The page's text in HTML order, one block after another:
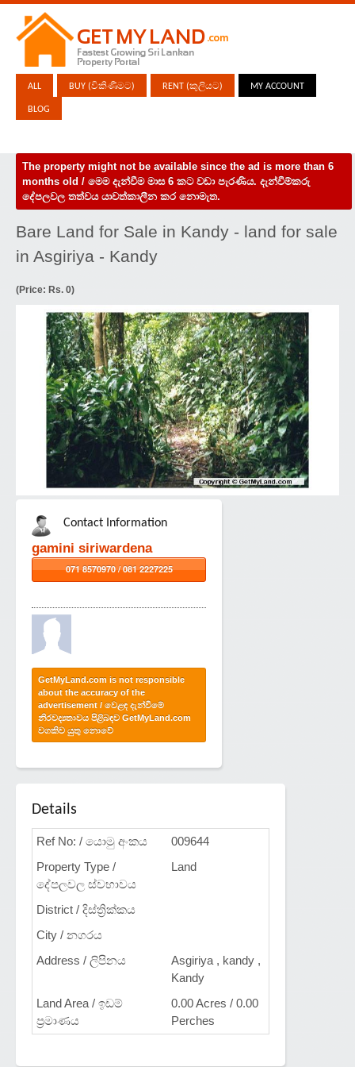
ALL BUY (විකිණීමට) RENT (කුලියට) MY ACCOUNT
BLOG
The property might not be available since the ad is more than 6
months old / මෙම දැන්වීම මාස 6 කට වඩා පැරණිය. දැන්වීම්කරු
දේපලවල තත්වය යාවත්කාලීන කර නොමැත.
Bare Land for Sale in Kandy - land for sale
in Asgiriya - Kandy
(Price: Rs. 0)
Contact Information
gamini siriwardena
071 8570970 / 081 2227225
GetMyLand.com is not responsible
about the accuracy of the
advertisement / වෙළඳ දැන්වීමේ
නිරවද්‍යතාවය පිළිබඳව GetMyLand.com
වගකිව යුතු නොවේ
Details
Ref No: / යොමු අංකය
009644
Property Type /
දේපලවල ස්වභාවය
Land
District / දිස්ත්‍රික්කය
City / නගරය
Address / ලිපිනය
Asgiriya , kandy ,
Kandy
Land Area / ඉඩම්
ප්‍රමාණය
0.00 Acres / 0.00
Perches